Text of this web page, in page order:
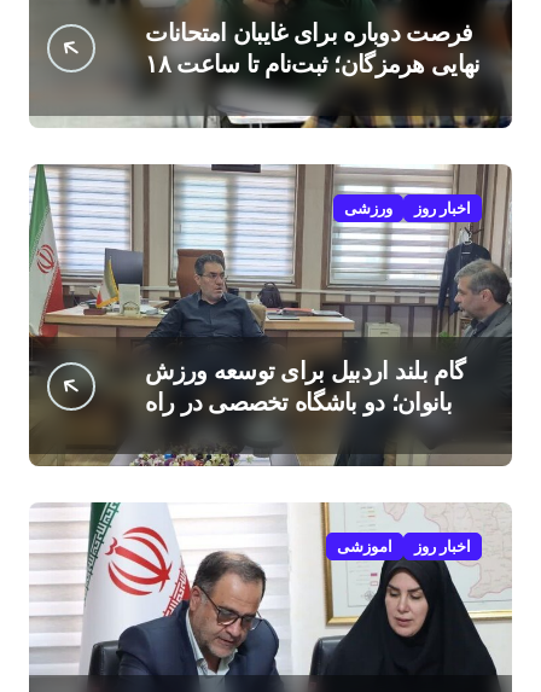
فرصت دوباره برای غایبان امتحانات
نهایی هرمزگان؛ ثبت‌نام تا ساعت ۱۸
امروز
اخبار روز ورزشی
گام بلند اردبیل برای توسعه ورزش
بانوان؛ دو باشگاه تخصصی در راه
است
اخبار روز اموزشی